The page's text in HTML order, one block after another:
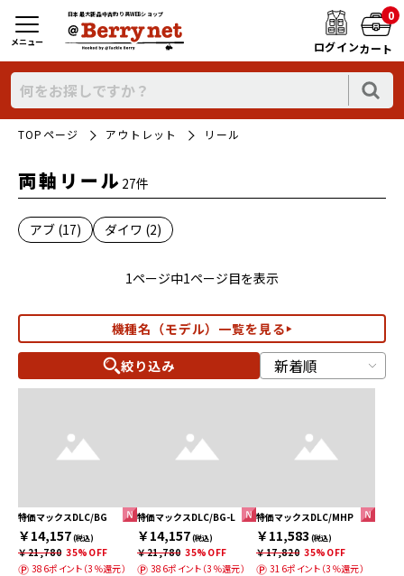
日本最大新品中古釣り具WEBショップ
ログイン
0
カート
メニュー
TOPページ アウトレット リール
両軸リール 27件
アブ (17) ダイワ (2)
1ページ中1ページ目を表示
機種名（モデル）一覧を見る
絞り込み
特価マックスDLC/BG
￥14,157(税込)
￥21,780 35%OFF
386ポイント（3％還元）
特価マックスDLC/BG-L
￥14,157(税込)
￥21,780 35%OFF
386ポイント（3％還元）
特価マックスDLC/MHP
￥11,583 (税込)
￥17,820 35%OFF
316ポイント（3％還元）